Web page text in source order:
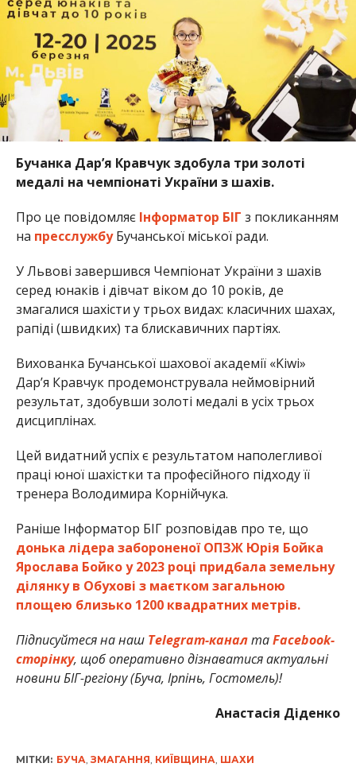
Бучанка Дар’я Кравчук здобула три золоті
медалі на чемпіонаті України з шахів.
Про це повідомляє Інформатор БІГ з покликанням
на пресслужбуБучанської міської ради.
У Львові завершився Чемпіонат України з шахів
серед юнаків і дівчат віком до 10 років, де
змагалися шахісти у трьох видах: класичних шахах,
рапіді (швидких) та блискавичних партіях.
Вихованка Бучанської шахової академії «Kiwi»
Дар’я Кравчук продемонструвала неймовірний
результат, здобувши золоті медалі в усіх трьох
дисциплінах.
Цей видатний успіх є результатом наполегливої
праці юної шахістки та професійного підходу її
тренера Володимира Корнійчука.
Раніше Інформатор БІГ розповідав про те, що
донька лідера забороненої ОПЗЖ Юрія Бойка
Ярослава Бойко у 2023 році придбала земельну
ділянку в Обухові з маєтком загальною
площею близько 1200 квадратних метрів.
Підписуйтеся на наш Telegram-каналтаFacebook-
сторінку, щоб оперативно дізнаватися актуальні
новини БІГ-регіону (Буча, Ірпінь, Гостомель)!
Анастасія Діденко
МІТКИ: БУЧА, ЗМАГАННЯ, КИЇВЩИНА, ШАХИ